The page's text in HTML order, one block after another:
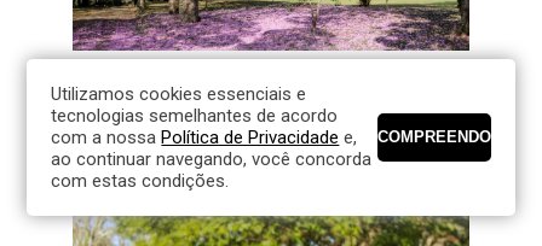
22º Interclubes ESP por HCP-Índex
Utilizamos cookies essenciais e
tecnologias semelhantes de acordo
com a nossaPolítica de Privacidade e,
ao continuar navegando, você concorda
com estas condições.